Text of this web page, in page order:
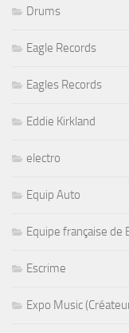
Drums
Eagle Records
Eagles Records
Eddie Kirkland
electro
Equip Auto
Equipe française de
Escrime
Expo Music